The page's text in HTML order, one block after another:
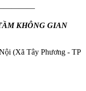
KHÔNG GIAN
(Xã Tây Phương - TP